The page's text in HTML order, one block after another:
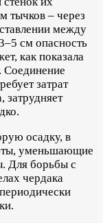
тычков – через
между
см опасность
как показала
Соединение
затрат
затрудняет
осадку, в
уменьшающие
Для борьбы с
чердака